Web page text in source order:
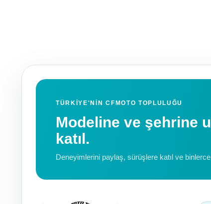
TÜRKIYE'NIN CFMOTO TOPLULUĞU
Modeline ve şehrine
katıl.
Deneyimlerini paylaş, sürüşlere katıl ve binlerce